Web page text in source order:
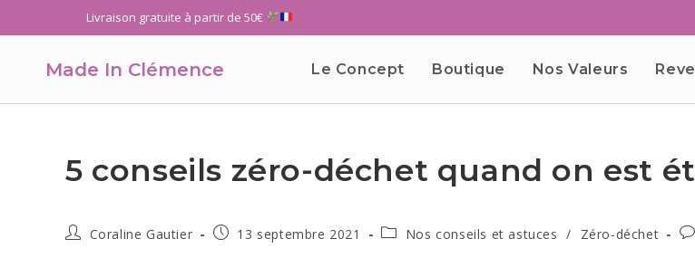
Livraison gratuite à partir de 50€
Made In Clémence Le Concept Boutique Nos Valeurs
5 conseils zéro-déchet quand on est
Coraline Gautier 13 septembre 2021 Nos conseils et astuces / Zéro-déchet